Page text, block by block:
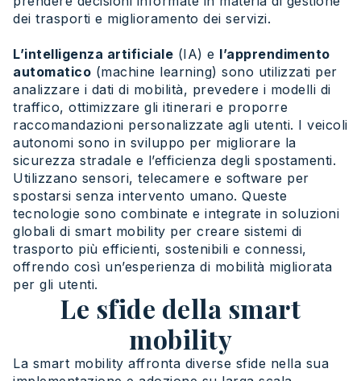
dei trasporti e miglioramento dei servizi.
L’intelligenza artificiale (IA) e l’apprendimento
automatico (machine learning) sono utilizzati per
analizzare i dati di mobilità, prevedere i modelli di
traffico, ottimizzare gli itinerari e proporre
raccomandazioni personalizzate agli utenti. I veicoli
autonomi sono in sviluppo per migliorare la
sicurezza stradale e l’efficienza degli spostamenti.
Utilizzano sensori, telecamere e software per
spostarsi senza intervento umano. Queste
tecnologie sono combinate e integrate in soluzioni
globali di smart mobility per creare sistemi di
trasporto più efficienti, sostenibili e connessi,
offrendo così un’esperienza di mobilità migliorata
per gli utenti.
Le sfide della smart
mobility
La smart mobility affronta diverse sfide nella sua